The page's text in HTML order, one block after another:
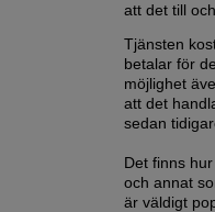
att det till
Tjänsten
betalar för
möjlighet
att det
sedan
Det finns
och annat
är väldigt